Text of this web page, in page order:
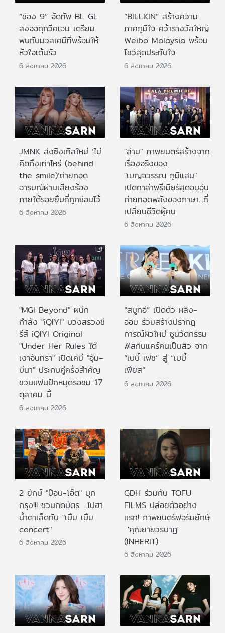
“ช่อง 9” จัดทัพ BL GL
ลงจอทุกวีคเอน เตรียม
พบกับมวลเคมีที่พร้อมให้
หัวใจเต้นรัว
6 สิงหาคม 2026
“BILLKIN” สร้างความ
ภาคภูมิใจ คว้ารางวัลใหญ่
Weibo Malaysia พร้อม
โชว์สุดประทับใจ
6 สิงหาคม 2026
JMNK ส่งซิงเกิลใหม่ ‘ไม่
คิดถึงเท่าไหร่ (behind
the smile)’ถ่ายทอด
อารมณ์ผ่านเสียงร้อง
ภายใต้รอยยิ้มที่ถูกซ่อนไว้
6 สิงหาคม 2026
"ล่าม" ภาพยนตร์สร้างจาก
เรื่องจริงของ
"เบญจวรรณ ภูมิแสน"
เปิดกาล่าพรีเมียร์สุดอบอุ่น
ถ่ายทอดพลังของภาษา...ที่
เปลี่ยนชีวิตผู้คน
6 สิงหาคม 2026
"MGI Beyond" ผนึก
กำลัง "iQIYI" บวงสรวงซี
รีส์ iQIYI Original
"Under Her Rules ใต้
เงาจันทรา" เปิดเคมี "อุ้ม–
มีนา" ประกบคู่ครั้งสำคัญ
ชวนแฟนปักหมุดรอชม 17
ตุลาคม นี้
6 สิงหาคม 2026
“สมูทอี” เปิดตัว หลิง-
ออม ร่วมสร้างปรากฎ
การณ์ผิวใหม่ ชูนวัตกรรม
#สกินแคร์คนเป็นสิว จาก
“เบบี้ เฟซ” สู่ “เบบี้
เฟียส”
6 สิงหาคม 2026
2 ยักษ์ "ป๊อบ-โอ๊ต" บุก
กรุง!!! ชวนกดบัตร. ..ไปฮา
น้ำตาเล็ดกับ "เบิ้ม เบิ้ม
concert"
6 สิงหาคม 2026
GDH ร่วมกับ TOFU
FILMS ปล่อยตัวอย่าง
แรก! ภาพยนตร์ฟอร์มยักษ์
'คุณยายวรนาฏ'
(INHERIT)
6 สิงหาคม 2026